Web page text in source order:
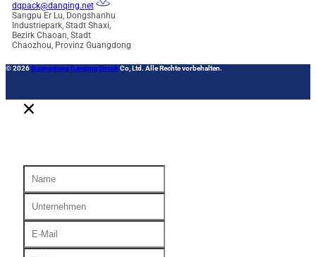
dqpack@danqing.net
Sangpu Er Lu, Dongshanhu
Industriepark, Stadt Shaxi,
Bezirk Chaoan, Stadt
Chaozhou, Provinz Guangdong
© 2026Guangdong Danqing DruckCo, Ltd. Alle Rechte vorbehalten.